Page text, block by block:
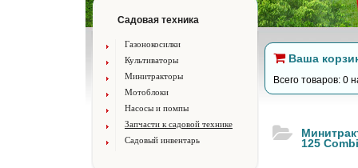
Садовая техника
Газонокосилки
Культиваторы
Минитракторы
Мотоблоки
Насосы и помпы
Запчасти к садовой технике
Садовый инвентарь
Ваша
Всего товаров: 0
125